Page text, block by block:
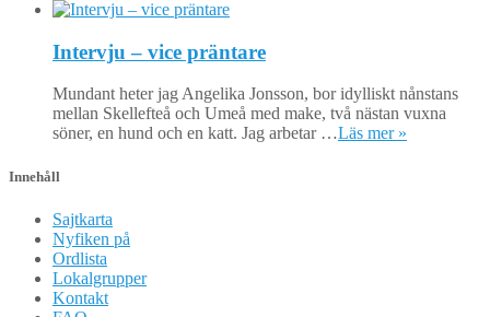
Intervju – vice präntare
Mundant heter jag Angelika Jonsson, bor idylliskt nånstans
mellan Skellefteå och Umeå med make, två nästan vuxna
söner, en hund och en katt. Jag arbetar …Läs mer »
Innehåll
Sajtkarta
Nyfiken på
Ordlista
Lokalgrupper
Kontakt